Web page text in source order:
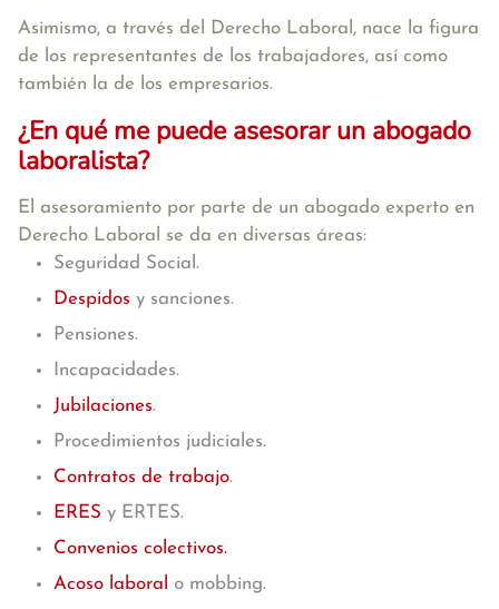
Asimismo, a través del Derecho Laboral, nace la figura
de los representantes de los trabajadores, así como
también la de los empresarios.
¿En qué me puede asesorar un abogado
laboralista?
El asesoramiento por parte de un abogado experto en
Derecho Laboral se da en diversas áreas:
Seguridad Social.
Despidos y sanciones.
Pensiones.
Incapacidades.
Jubilaciones.
Procedimientos judiciales.
Contratos de trabajo.
ERES y ERTES.
Convenios colectivos.
Acoso laboral o mobbing.